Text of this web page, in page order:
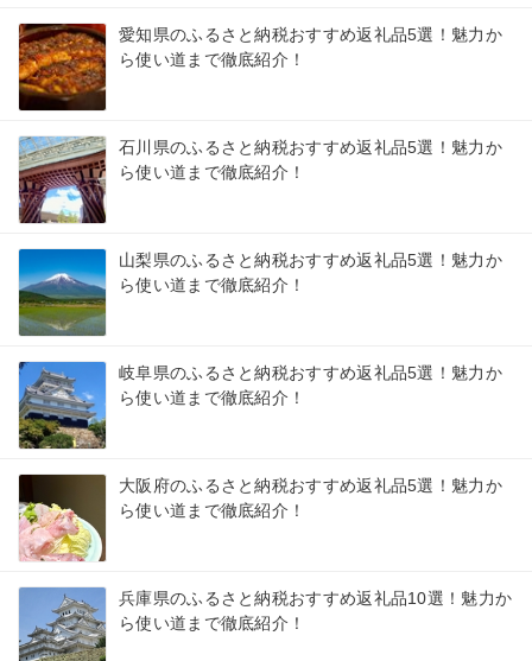
愛知県のふるさと納税おすすめ返礼品5選！魅力か
ら使い道まで徹底紹介！
石川県のふるさと納税おすすめ返礼品5選！魅力か
ら使い道まで徹底紹介！
山梨県のふるさと納税おすすめ返礼品5選！魅力か
ら使い道まで徹底紹介！
岐阜県のふるさと納税おすすめ返礼品5選！魅力か
ら使い道まで徹底紹介！
大阪府のふるさと納税おすすめ返礼品5選！魅力か
ら使い道まで徹底紹介！
兵庫県のふるさと納税おすすめ返礼品10選！魅力か
ら使い道まで徹底紹介！